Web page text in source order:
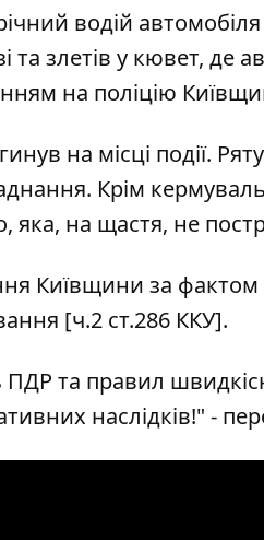
водій
та злетів у кювет, де
на поліцію
на місці події.
Крім
яка, на щастя, не
Київщини за
[ч.2 ст.286 ККУ].
та правил
наслідків!" -